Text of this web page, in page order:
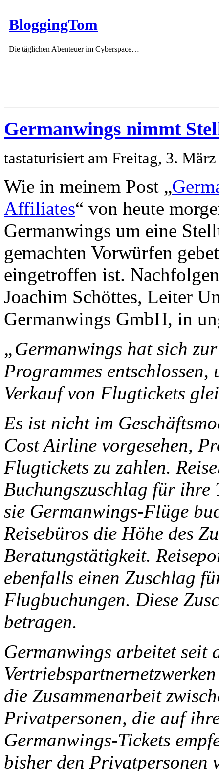
BloggingTom
Die täglichen Abenteuer im Cyberspace…
Germanwings nimmt
tastaturisiert am Freitag, 3.
Wie in meinem Post „
Affiliates“ von heute
Germanwings um eine
gemachten Vorwürfen
eingetroffen ist.
Joachim Schöttes, Leiter
Germanwings GmbH, in
„Germanwings hat sich
Programmes
Verkauf von Flugtickets
Es ist nicht im
Cost Airline vorgesehen,
Flugtickets zu zahlen.
Buchungszuschlag für ihre
sie Germanwings-Flüge
Reisebüros die Höhe des
Beratungstätigkeit.
ebenfalls einen Zuschlag
Flugbuchungen. Diese
betragen.
Germanwings arbeitet seit
die Zusammenarbeit
Privatpersonen, die auf
Germanwings-Tickets
bisher den Privatpersonen